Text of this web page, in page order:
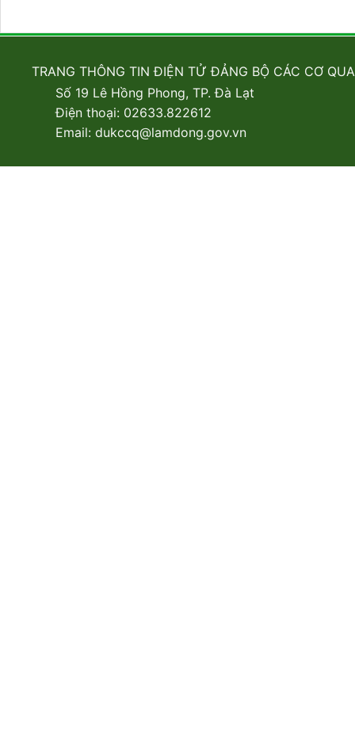
TRANG THÔNG TIN ĐIỆN TỬ ĐẢNG BỘ CÁC CƠ
Số 19 Lê Hồng Phong, TP. Đà Lạt
Điện thoại: 02633.822612
Email: dukccq@lamdong.gov.vn